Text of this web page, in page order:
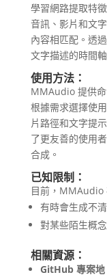
學習網路提取特
音訊、影片和文
內容相匹配。透
文字描述的時間
使用方法：
MMAudio 提供
根據需求選擇使
片路徑和文字提
了更友善的使用
合成。
已知限制：
目前，MMAudio
有時會生成不
對某些陌生概
相關資源：
GitHub 專案地